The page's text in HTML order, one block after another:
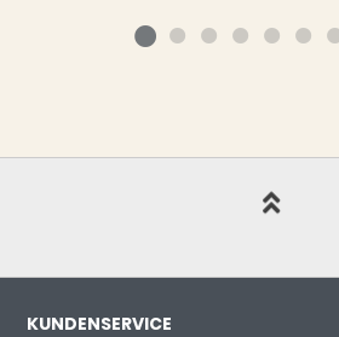
KUNDENSERVICE